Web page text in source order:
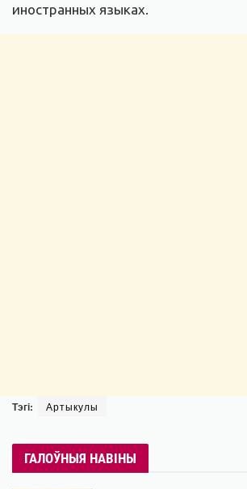
иностранных языках.
Тэгі: Артыкулы
ГАЛОЎНЫЯ НАВІНЫ